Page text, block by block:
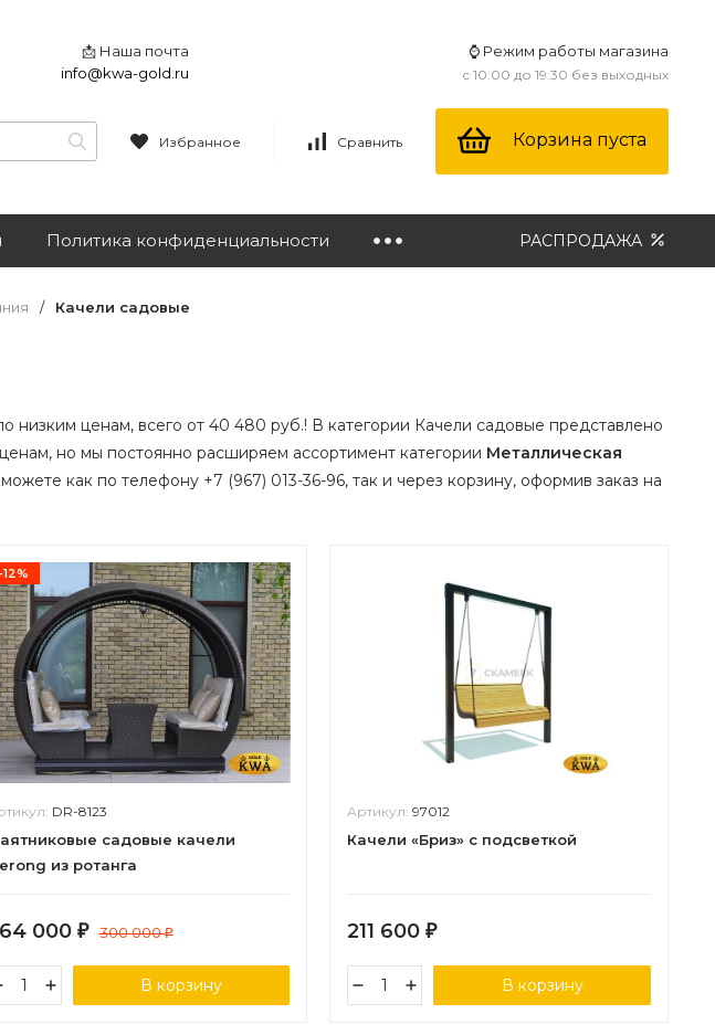
📩 Наша почта
info@kwa-gold.ru
⌚ Режим работы магазина
с 10:00 до 19:30 без выходных
Избранное Сравнить Корзина пуста
Политика конфиденциальности РАСПРОДАЖА
/ Качели садовые
низким ценам, всего от 40 480 руб.! В категории Качели садовые представлено
но мы постоянно расширяем ассортимент категории Металлическая
как по телефону +7 (967) 013-36-96, так и через корзину, оформив заказ на
-12%
DR-8123
садовые качели
из ротанга
000 ₽ 300 000₽
В корзину
Артикул:97012
Качели «Бриз» с подсветкой
211 600₽
В корзину